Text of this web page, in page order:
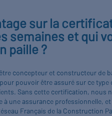
sur la
semaines et qui
paille ?
concepteur et constructeur de
pouvoir être assuré sur ce
Sans cette certification, nous
une assurance professionnelle,
Français de la Construction